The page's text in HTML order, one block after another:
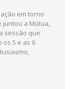
em torno
juntou a Mútua,
sessão que
os 5 e as 6